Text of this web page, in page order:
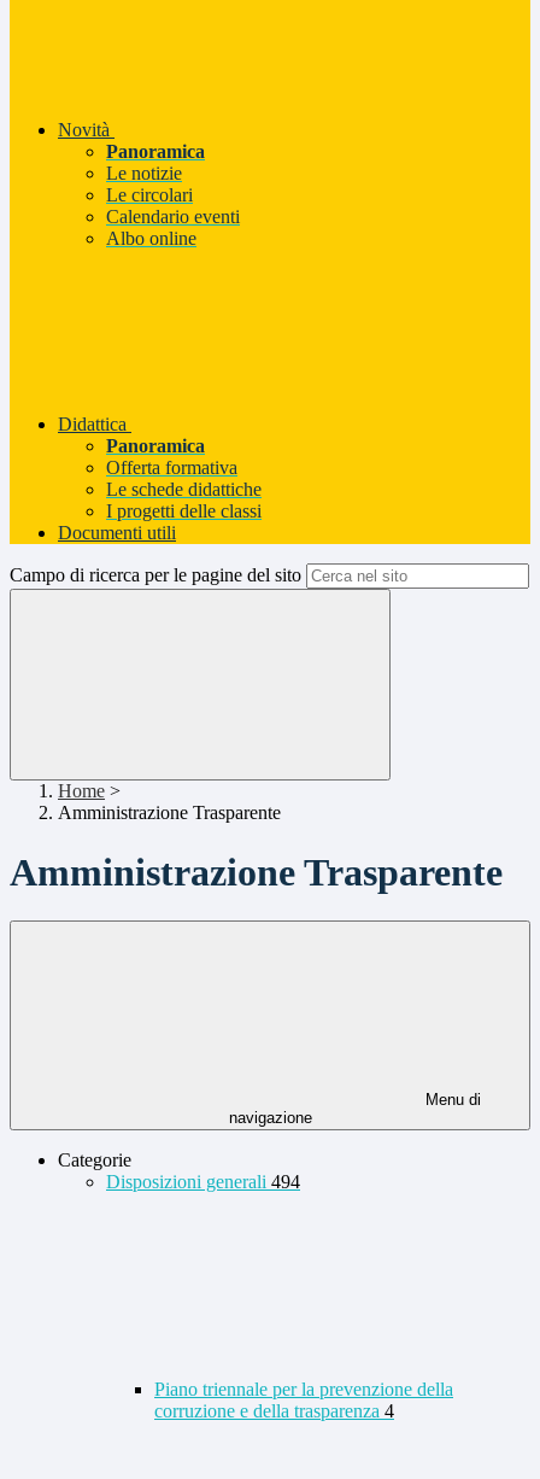
Novità
Panoramica
Le notizie
Le circolari
Calendario eventi
Albo online
Didattica
Panoramica
Offerta formativa
Le schede didattiche
I progetti delle classi
Documenti utili
Campo di ricerca per le pagine del sito
Home >
Amministrazione Trasparente
Amministrazione Trasparente
Menu di
navigazione
Categorie
Disposizioni generali 494
Piano triennale per la prevenzione della
corruzione e della trasparenza 4